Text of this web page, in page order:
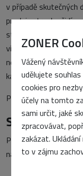
ZONER
Vážený
udělujete
cookies pro
účely na tomto
sami určit, jaké
zpracovávat,
zakázat.
to v zájmu
v případě skutečných
prodejce trochu
statistiku než
víceméně puristická:
není programátorsky
každému zamlouvat.
Přeji vám příjemný
Starší
Pokud máte zájem o
naleznete jezde.